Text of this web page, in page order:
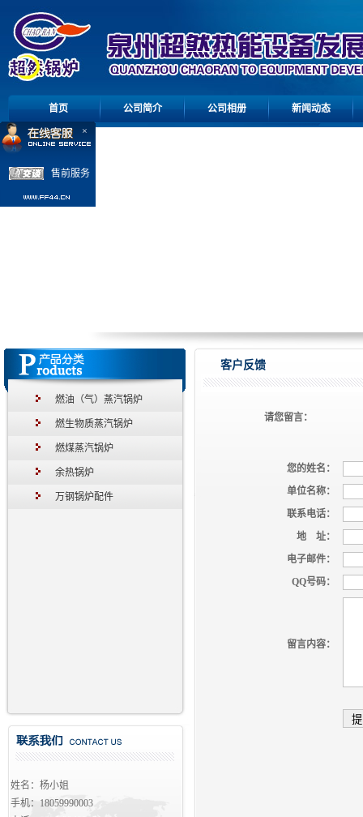
首页 公司简介 公司相册 新闻动态
燃油（气）蒸汽锅炉
燃生物质蒸汽锅炉
燃煤蒸汽锅炉
余热锅炉
万钢锅炉配件
姓名：杨小姐
手机：18059990003
客户反馈
请您留言：
您的姓名：
单位名称：
联系电话：
地 址：
电子邮件：
QQ号码：
留言内容：
×
售前服务